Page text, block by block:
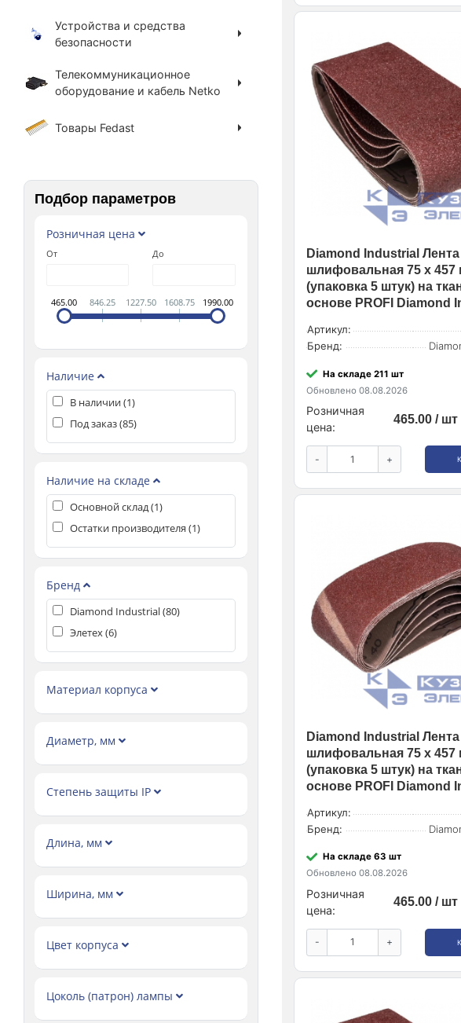
Diamond Industrial Лента
шлифовальная 75 х 457
(упаковка 5 штук) на
основе PROFI Diamond
Артикул:
Бренд:
На складе 211 шт
Обновлено 08.08.2026
Розничная
цена:
465.00 / шт
- +
Diamond Industrial Лента
шлифовальная 75 х 457
(упаковка 5 штук) на
основе PROFI Diamond
Артикул:
Бренд:
На складе 63 шт
Обновлено 08.08.2026
Розничная
цена:
465.00 / шт
- +
Устройства и средства
безопасности
Телекоммуникационное
оборудование и кабель Netko
Товары Fedast
Подбор параметров
Розничная цена
От До
465.00 846.25 1227.50 1608.75 1990.00
Наличие
В наличии (1)
Под заказ (85)
Наличие на складе
Основной склад (1)
Остатки производителя (1)
Бренд
Diamond Industrial (80)
Элетех (6)
Материал корпуса
Диаметр, мм
Степень защиты IP
Длина, мм
Ширина, мм
Цвет корпуса
Цоколь (патрон) лампы